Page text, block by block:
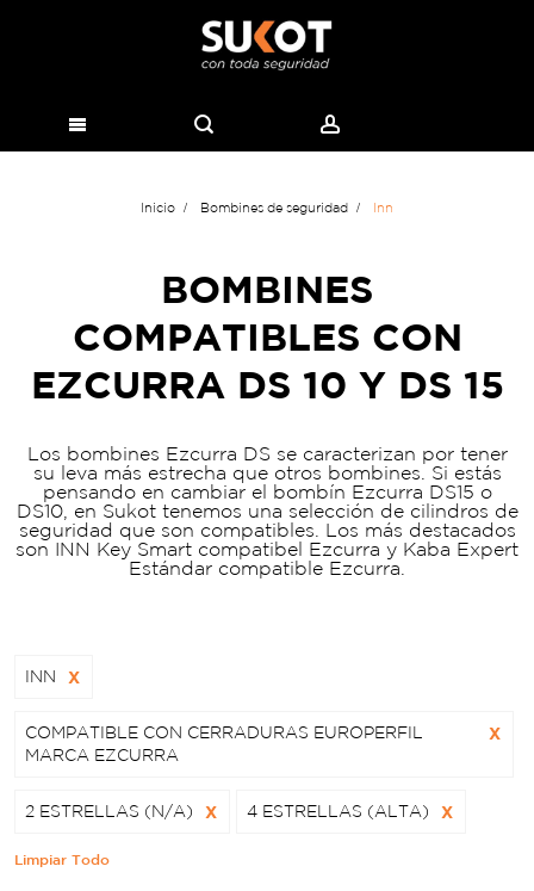
Inicio Bombines de seguridad Inn
BOMBINES
COMPATIBLES CON
EZCURRA DS 10 Y DS 15
Los bombines Ezcurra DS se caracterizan por tener
su leva más estrecha que otros bombines. Si estás
pensando en cambiar el bombín Ezcurra DS15 o
DS10, en Sukot tenemos una selección de cilindros de
seguridad que son compatibles. Los más destacados
son INN Key Smart compatibel Ezcurra y Kaba Expert
Estándar compatible Ezcurra.
INN X
COMPATIBLE CON CERRADURAS EUROPERFIL
MARCA EZCURRA
X
2 ESTRELLAS (N/A) X 4 ESTRELLAS (ALTA) X
Limpiar Todo